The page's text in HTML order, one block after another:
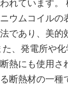
れています
ウムコイルの
であり、美
、発電所や
熱にも使用さ
断熱材の一種